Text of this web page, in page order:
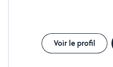
Voir le profil